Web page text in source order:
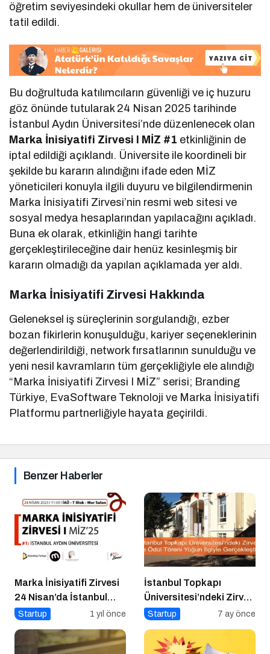
öğretim seviyesindeki okullar hem de üniversiteler
tatil edildi.
Bu doğrultuda katılımcıların güvenliği ve iç huzuru
göz önünde tutularak 24 Nisan 2025 tarihinde
İstanbul Aydın Üniversitesi’nde düzenlenecek olan
Marka İnisiyatifi Zirvesi I MİZ #1 etkinliğinin de
iptal edildiği açıklandı. Üniversite ile koordineli bir
şekilde bu kararın alındığını ifade eden MİZ
yöneticileri konuyla ilgili duyuru ve bilgilendirmenin
Marka İnisiyatifi Zirvesi’nin resmi web sitesi ve
sosyal medya hesaplarından yapılacağını açıkladı.
Buna ek olarak, etkinliğin hangi tarihte
gerçekleştirileceğine dair henüz kesinleşmiş bir
kararın olmadığı da yapılan açıklamada yer aldı.
Marka İnisiyatifi Zirvesi Hakkında
Geleneksel iş süreçlerinin sorgulandığı, ezber
bozan fikirlerin konuşulduğu, kariyer seçeneklerinin
değerlendirildiği, network fırsatlarının sunulduğu ve
yeni nesil kavramların tüm gerçekliğiyle ele alındığı
“Marka İnisiyatifi Zirvesi I MİZ” serisi; Branding
Türkiye, EvaSoftware Teknoloji ve Marka İnisiyatifi
Platformu partnerliğiyle hayata geçirildi.
Benzer Haberler
Marka İnisiyatifi Zirvesi
24 Nisan’da İstanbul
Aydın Üniversitesi’nde!
Startup 1 yıl önce
İstanbul Topkapı
Üniversitesi’ndeki Zirve
ve Ödül Töreni Yoğun
Startup 7 ay önce